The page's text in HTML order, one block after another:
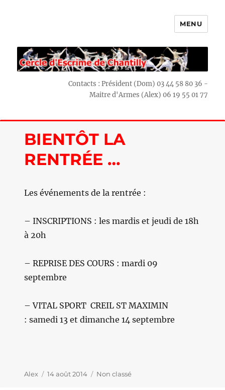
MENU
Contacts : Président (Dom) 03 44 58 80 36 -
Maitre d'Armes (Alex) 06 19 55 01 77
BIENTÔT LA
RENTRÉE …
Les événements de la rentrée :
– INSCRIPTIONS : les mardis et jeudi de 18h
à 20h
– REPRISE DES COURS : mardi 09
septembre
– VITAL SPORT CREIL ST MAXIMIN
: samedi 13 et dimanche 14 septembre
Auteur
Alex
Publié
14 août 2014 Catégories
Non classé